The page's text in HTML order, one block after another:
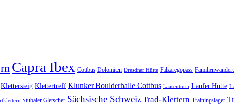
Capra Ibex Cottbus Dolomiten Dresdner Hütte Falzaregopass
Klettersteig Klettertreff Klunker Boulderhalle Cottbus Laasenturm Laufer Hütte
Stubaier Gletscher Sächsische Schweiz Trad-Klettern Trainingslager